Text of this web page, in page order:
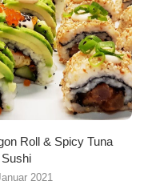
Roll & Spicy Tuna
2021